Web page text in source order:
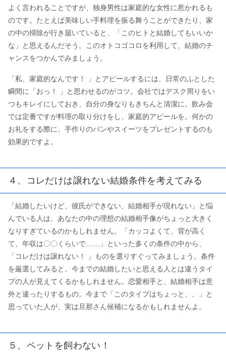
よく言われることですが、独身男性は家庭的な女性に惹かれるも
のです。たとえば美味しい手料理を振る舞うことができたり、家
の中の掃除が行き届いていると、「このヒトと結婚してもいいか
な」と思えるんだそう。このオトコゴコロを利用して、結婚のチ
ャンスをつかんでみましょう。
「私、家庭的なんです！ 」とアピールするには、日常のふとした
瞬間に「おっ！ 」と思わせるのがコツ。会社ではデスク周りをい
つもキレイにしておき、自分の身なりもきちんと清潔に。飲み会
では定番ですが料理の取り分けをし、家庭的アピールを。何かの
お礼をする際に、手作りのパンやスイーツをプレゼントするのも
効果的ですよ。
４、コレだけは譲れない結婚条件を考えてみる
「結婚したいけど、彼氏ができない、結婚相手が現れない」と悩
んでいる人は、あなたの中の理想の結婚相手像がちょっと大きく
なりすぎているのかもしれません。「カッコよくて、背が高く
て、年収は〇〇くらいで……」といった多くの条件の中から、
「コレだけは譲れない！ 」ものを選りすぐってみましょう。条件
を厳選してみると、今までの結婚したいと思える人とは違うタイ
プの人が見えてくるかもしれません。恋愛相手と、結婚相手は意
外と違ったりするもの。今まで「このタイプはちょっと、、」と
思っていた人が、実は旦那さん候補になるかもしれませんよ。
５、ペットを飼わない！